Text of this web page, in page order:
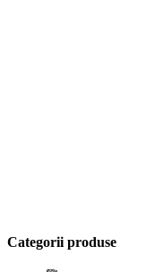
Categorii produse